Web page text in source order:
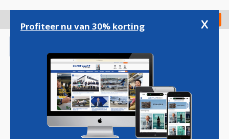
gaan
Check in
Magazine Podcasts Vacatures
Profiteer nu van 30% korting x